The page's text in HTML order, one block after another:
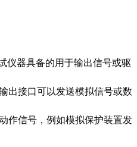
仪器具备的用于输出信号或驱
出接口可以发送模拟信号或数
作信号，例如模拟保护装置发